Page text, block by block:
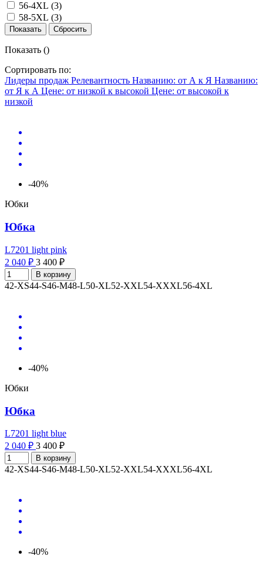
56-4XL (3)
58-5XL (3)
Показать ()
Сортировать по:
Лидеры продаж Релевантность Названию: от А к Я Названию:
от Я к А Цене: от низкой к высокой Цене: от высокой к
низкой
-40%
Юбки
Юбка
L7201 light pink
2 040 ₽ 3 400 ₽
В корзину
42-XS44-S46-M48-L50-XL52-XXL54-XXXL56-4XL
-40%
Юбки
Юбка
L7201 light blue
2 040 ₽ 3 400 ₽
В корзину
42-XS44-S46-M48-L50-XL52-XXL54-XXXL56-4XL
-40%